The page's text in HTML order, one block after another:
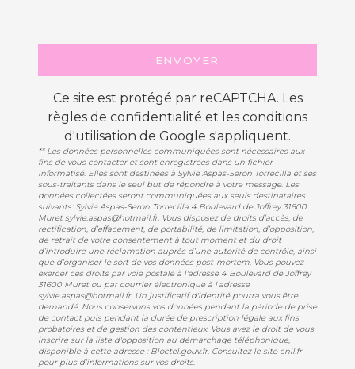
ENVOYER
Ce site est protégé par reCAPTCHA. Les
règles de confidentialité et les conditions
d'utilisation de Google s'appliquent.
** Les données personnelles communiquées sont nécessaires aux
fins de vous contacter et sont enregistrées dans un fichier
informatisé. Elles sont destinées à Sylvie Aspas-Seron Torrecilla et ses
sous-traitants dans le seul but de répondre à votre message. Les
données collectées seront communiquées aux seuls destinataires
suivants: Sylvie Aspas-Seron Torrecilla 4 Boulevard de Joffrey 31600
Muret sylvie.aspas@hotmail.fr. Vous disposez de droits d’accès, de
rectification, d’effacement, de portabilité, de limitation, d’opposition,
de retrait de votre consentement à tout moment et du droit
d’introduire une réclamation auprès d’une autorité de contrôle, ainsi
que d’organiser le sort de vos données post-mortem. Vous pouvez
exercer ces droits par voie postale à l'adresse 4 Boulevard de Joffrey
31600 Muret ou par courrier électronique à l'adresse
sylvie.aspas@hotmail.fr. Un justificatif d'identité pourra vous être
demandé. Nous conservons vos données pendant la période de prise
de contact puis pendant la durée de prescription légale aux fins
probatoires et de gestion des contentieux. Vous avez le droit de vous
inscrire sur la liste d'opposition au démarchage téléphonique,
disponible à cette adresse : Bloctel.gouv.fr. Consultez le site cnil.fr
pour plus d’informations sur vos droits.